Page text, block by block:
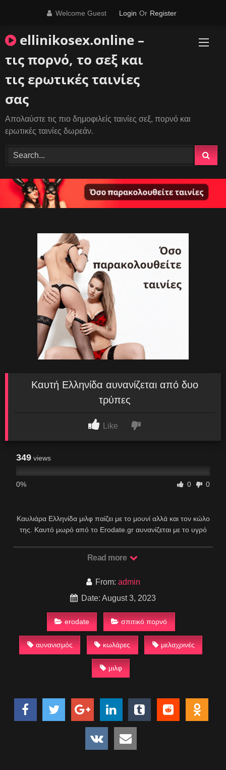
Welcome Guest Login Or Register
ellinikosex.online –
τις πορνό, το σεξ και
τις ερωτικές ταινίες
σας
Απολαύστε τις πιο δημοφιλείς ταινίες σεξ, πορνό και
ερωτικές ταινίες δωρεάν.
Καυτή Ελληνίδα αυνανίζεται από δυο
τρύπες
Like
349 views
0% 0 0
Καυλιάρα Ελληνίδα μιλφ παίζει με το μουνί αλλά και τον κώλο
της. Καυτό μωρό από το Erodate.gr αυνανίζεται με το υγρό
Read more
From: admin
Date: August 3, 2023
erodate σπιτικό πορνό
αυνανισμός κωλάρες μελαχρινές
μιλφ